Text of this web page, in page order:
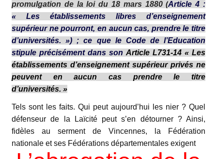
promulgation de la loi du 18 mars 1880 (Article 4 :
« Les établissements libres d’enseignement
supérieur ne pourront, en aucun cas, prendre le titre
d’universités. ») ; ce que le Code de l’Education
stipule précisément dans son Article L731-14 «Les
établissements d’enseignement supérieur privés ne
peuvent en aucun cas prendre le titre
d’universités. »
Tels sont les faits. Qui peut aujourd’hui les nier ? Quel
défenseur de la Laïcité peut s’en détourner ? Ainsi,
fidèles au serment de Vincennes, la Fédération
nationale et ses Fédérations départementales exigent